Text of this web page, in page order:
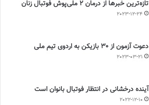
تازه‌ترین خبرها از درمان ۲ ملی‌پوش فوتبال زنان
2023-12-24
دعوت آزمون از 30 بازیکن به اردوی تیم ملی
2023-03-21
آینده درخشانی در انتظار فوتبال بانوان است
2022-12-10